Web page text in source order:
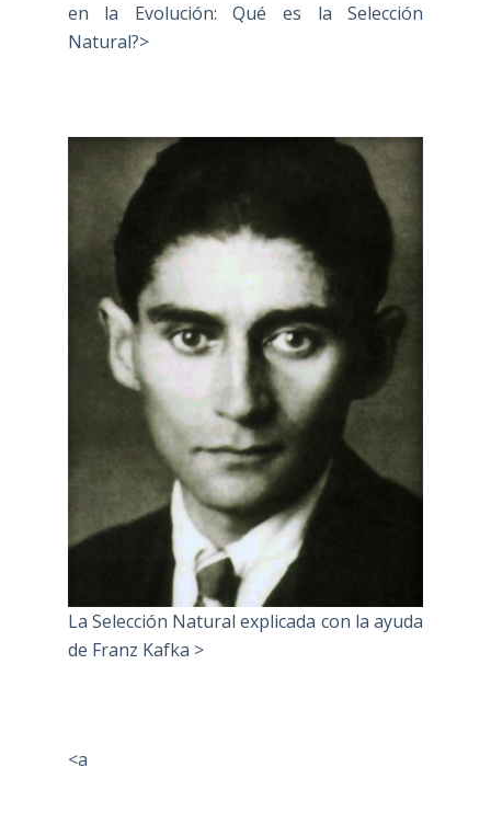
en la Evolución: Qué es la Selección
Natural?>
La Selección Natural explicada con la ayuda
de Franz Kafka >
<a